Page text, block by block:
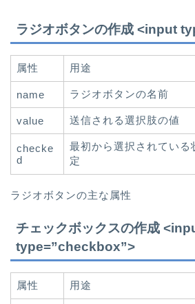
ラジオボタンの作成 <input
属性 用途
name ラジオボタンの名前
value 送信される選択肢の値
checke
d
最初から選択されている
定
ラジオボタンの主な属性
チェックボックスの作成
type=”checkbox”>
属性 用途